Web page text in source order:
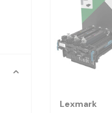
Lexmark